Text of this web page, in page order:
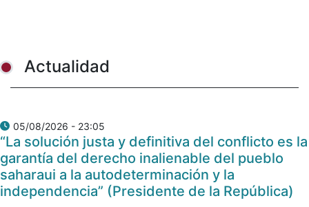
Actualidad
05/08/2026 - 23:05
“La solución justa y definitiva del conflicto es la
garantía del derecho inalienable del pueblo
saharaui a la autodeterminación y la
independencia” (Presidente de la República)